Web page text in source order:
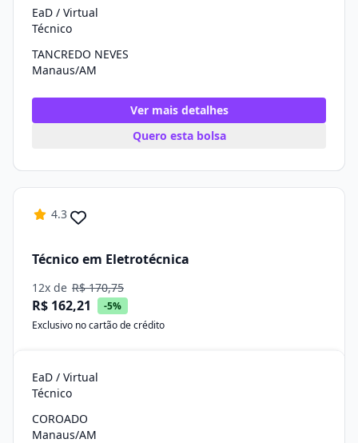
EaD / Virtual
Técnico
TANCREDO NEVES
Manaus/AM
Ver mais detalhes
Quero esta bolsa
4.3
Técnico em Eletrotécnica
12x de R$ 170,75
R$ 162,21
-5%
Exclusivo no cartão de crédito
EaD / Virtual
Técnico
COROADO
Manaus/AM